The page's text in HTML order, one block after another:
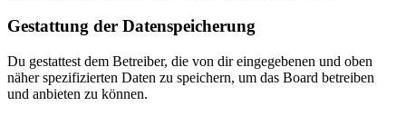
Gestattung der Datenspeicherung
Du gestattest dem Betreiber, die von dir eingegebenen und oben
näher spezifizierten Daten zu speichern, um das Board betreiben
und anbieten zu können.